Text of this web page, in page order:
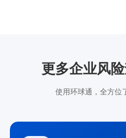
更多企业风
使用环球通，全方位